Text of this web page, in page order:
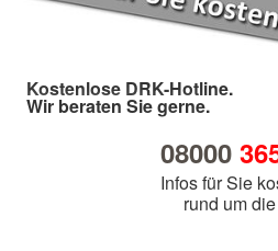
Kostenlose DRK-Hotline.
Wir beraten Sie gerne.
08000
Infos für Sie
rund um